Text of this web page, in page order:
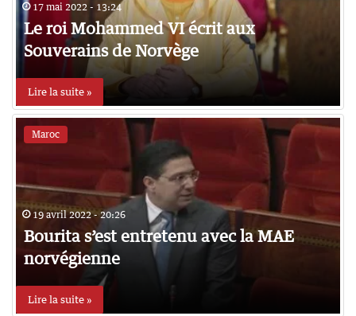
17 mai 2022 - 13:24
Le roi Mohammed VI écrit aux
Souverains de Norvège
Lire la suite »
Maroc
19 avril 2022 - 20:26
Bourita s’est entretenu avec la MAE
norvégienne
Lire la suite »